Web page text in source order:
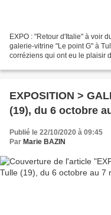
EXPO : "Retour d'Italie" à voir
galerie-vitrine "Le point G" à
corréziens qui ont eu le plaisir
EXPOSITION >
(19), du 6 octobre
Publié le 22/10/2020 à 09:45
Par Marie BAZIN